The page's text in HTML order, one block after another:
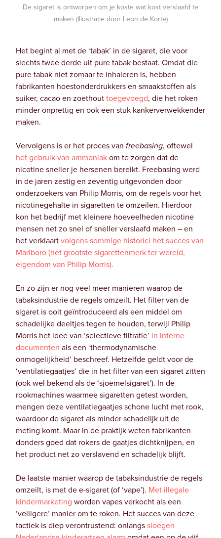
De sigaret is ontworpen om je koste wat kost verslaafd te
maken (Illustratie door Leon de Korte)
Het begint al met de ‘tabak’ in de sigaret, die voor
slechts twee derde uit pure tabak bestaat. Omdat die
pure tabak niet zomaar te inhaleren is, hebben
fabrikanten hoestonderdrukkers en smaakstoffen als
suiker, cacao en zoethouttoegevoegd, die het roken
minder onprettig en ook een stuk kankerverwekkender
maken.
Vervolgens is er het proces van freebasing, oftewel
het gebruik van ammoniakom te zorgen dat de
nicotine sneller je hersenen bereikt. Freebasing werd
in de jaren zestig en zeventig uitgevonden door
onderzoekers van Philip Morris, om de regels voor het
nicotinegehalte in sigaretten te omzeilen. Hierdoor
kon het bedrijf met kleinere hoeveelheden nicotine
mensen net zo snel of sneller verslaafd maken – en
het verklaartvolgens sommige historici het succes van
Marlboro (het grootste sigarettenmerk ter wereld,
eigendom van Philip Morris).
En zo zijn er nog veel meer manieren waarop de
tabaksindustrie de regels omzeilt. Het filter van de
sigaret is ooit geïntroduceerd als een middel om
schadelijke deeltjes tegen te houden, terwijl Philip
Morris het idee van ‘selectieve filtratie’ in interne
documenten als een ‘thermodynamische
onmogelijkheid’ beschreef. Hetzelfde geldt voor de
‘ventilatiegaatjes’ die in het filter van een sigaret zitten
(ook wel bekend als de ‘sjoemelsigaret’). In de
rookmachines waarmee sigaretten getest worden,
mengen deze ventilatiegaatjes schone lucht met rook,
waardoor de sigaret als minder schadelijk uit de
meting komt. Maar in de praktijk weten fabrikanten
donders goed dat rokers de gaatjes dichtknijpen, en
het product net zo verslavend en schadelijk blijft.
De laatste manier waarop de tabaksindustrie de regels
omzeilt, is met de e-sigaret (of ‘vape’). Met illegale
kindermarketing worden vapes verkocht als een
‘veiligere’ manier om te roken. Het succes van deze
tactiek is diep verontrustend: onlangssloegen